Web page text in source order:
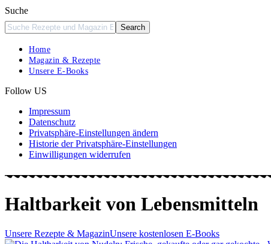
Suche
Home
Magazin & Rezepte
Unsere E-Books
Follow US
Impressum
Datenschutz
Privatsphäre-Einstellungen ändern
Historie der Privatsphäre-Einstellungen
Einwilligungen widerrufen
Haltbarkeit von Lebensmitteln
Unsere Rezepte & MagazinUnsere kostenlosen E-Books